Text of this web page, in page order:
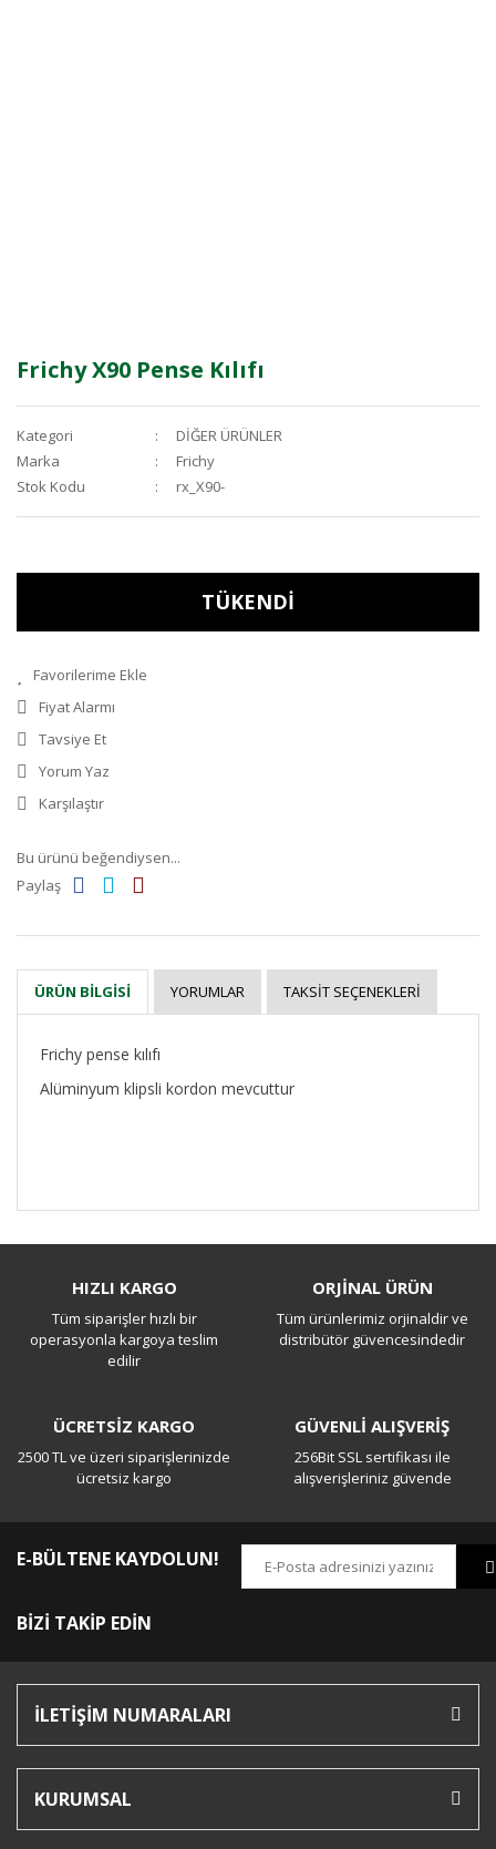
Frichy X90 Pense Kılıfı
Kategori
DİĞER ÜRÜNLER
Marka
Frichy
Stok Kodu
rx_X90-
TÜKENDİ
Fiyat Alarmı
Tavsiye Et
Yorum Yaz
Karşılaştır
Bu ürünü beğendiysen...
Paylaş
ÜRÜN BILGISI YORUMLAR TAKSIT SEÇENEKLERI
Frichy pense kılıfı
Alüminyum klipsli kordon mevcuttur
Yorum Yaz
HIZLI KARGO
Tüm siparişler hızlı bir
operasyonla kargoya teslim
edilir
ORJİNAL ÜRÜN
Tüm ürünlerimiz orjinaldir ve
distribütör güvencesindedir
ÜCRETSİZ KARGO
2500 TL ve üzeri siparişlerinizde
ücretsiz kargo
GÜVENLİ ALIŞVERİŞ
256Bit SSL sertifikası ile
alışverişleriniz güvende
E-BÜLTENE KAYDOLUN!
BİZİ TAKİP EDİN
İLETİŞİM NUMARALARI
KURUMSAL